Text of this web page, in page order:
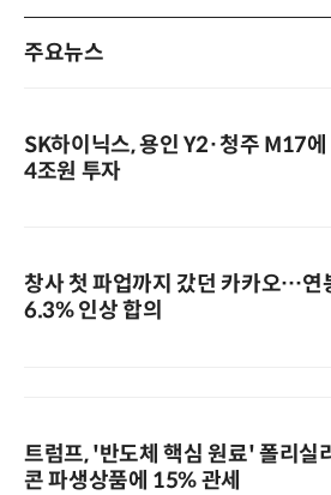
주요뉴스
SK하이닉스, 용인 Y2·청주 M17에
4조원 투자
창사 첫 파업까지 갔던 카카오…연
6.3% 인상 합의
트럼프, '반도체 핵심 원료' 폴리실
콘 파생상품에 15% 관세